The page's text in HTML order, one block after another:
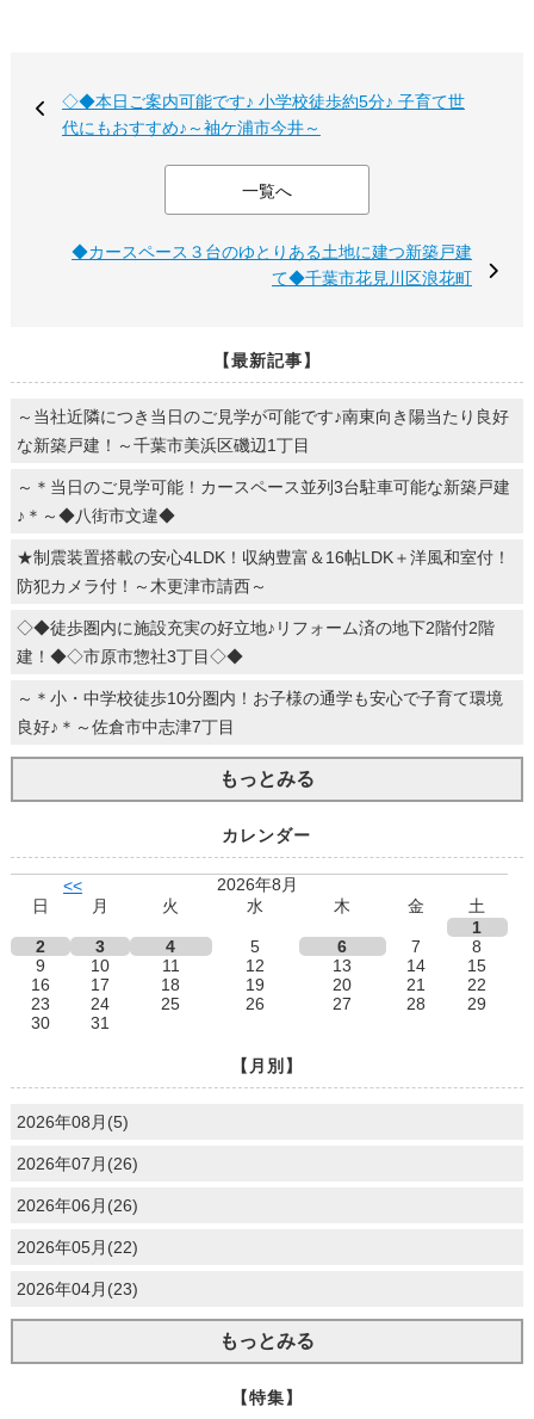
◇◆本日ご案内可能です♪ 小学校徒歩約5分♪ 子育て世
代にもおすすめ♪～袖ケ浦市今井～
一覧へ
◆カースペース３台のゆとりある土地に建つ新築戸建
て◆千葉市花見川区浪花町
【最新記事】
～当社近隣につき当日のご見学が可能です♪南東向き陽当たり良好
な新築戸建！～千葉市美浜区磯辺1丁目
～＊当日のご見学可能！カースペース並列3台駐車可能な新築戸建
♪＊～◆八街市文違◆
★制震装置搭載の安心4LDK！収納豊富＆16帖LDK＋洋風和室付！
防犯カメラ付！～木更津市請西～
◇◆徒歩圏内に施設充実の好立地♪リフォーム済の地下2階付2階
建！◆◇市原市惣社3丁目◇◆
～＊小・中学校徒歩10分圏内！お子様の通学も安心で子育て環境
良好♪＊～佐倉市中志津7丁目
もっとみる
カレンダー
<<
2026年8月
日
月 火 水 木 金
土
1
2
3 4 5 6 7
8
9
10 11 12 13 14
15
16
17 18 19 20 21
22
23
24 25 26 27 28
29
30
31
【月別】
2026年08月(5)
2026年07月(26)
2026年06月(26)
2026年05月(22)
2026年04月(23)
もっとみる
【特集】